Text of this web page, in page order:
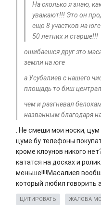
На сколько я знаю,
уважают!!! Это он
ещо 8 участков на
50 летних и старше!!!
ошибаешся друг это
земли на юге
а Усубалиев с нашего
площадь то биш
чем и разгневал
названным благодаря
. Не смеши мои носки, цум
цуме бу телефоны
кроме клоунов никого
кататся на досках и
меньше!!!!Масалиев
который любил говорить
ЦИТИРОВАТЬ ЖАЛОБА